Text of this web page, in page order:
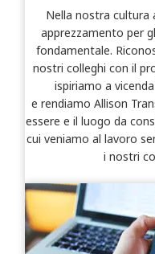
Nella nostra cultura
apprezzamento per
fondamentale.
nostri colleghi con il
ispiriamo a
e rendiamo Allison
essere e il luogo da
cui veniamo al lavoro
i nostri